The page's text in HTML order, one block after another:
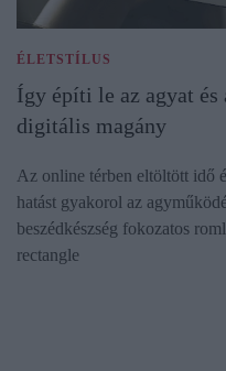
ÉLETSTÍLUS
Így építi le az agyat és
digitális magány
Az online térben eltöltött idő
hatást gyakorol az
beszédkészség fokozatos
rectangle